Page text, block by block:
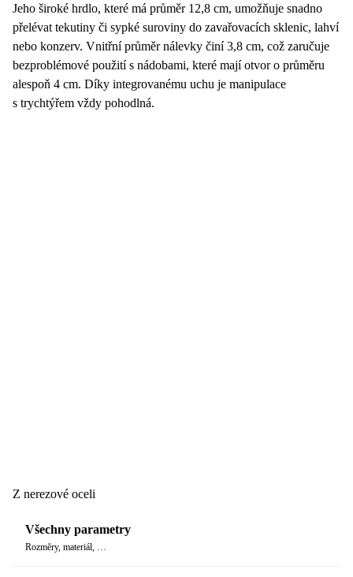
Jeho široké hrdlo, které má průměr 12,8 cm, umožňuje snadno
přelévat tekutiny či sypké suroviny do zavařovacích sklenic, lahví
nebo konzerv. Vnitřní průměr nálevky činí 3,8 cm, což zaručuje
bezproblémové použití s nádobami, které mají otvor o průměru
alespoň 4 cm. Díky integrovanému uchu je manipulace
s trychtýřem vždy pohodlná.
Z nerezové oceli
Všechny parametry
Rozměry, materiál, …